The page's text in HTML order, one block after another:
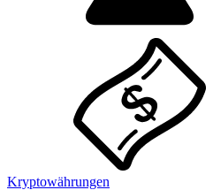
Kryptowährungen